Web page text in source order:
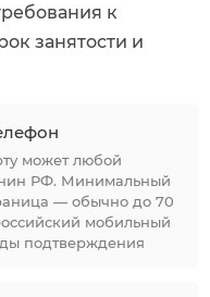
к
занятости и
может любой
РФ. Минимальный
— обычно до 70
мобильный
подтверждения